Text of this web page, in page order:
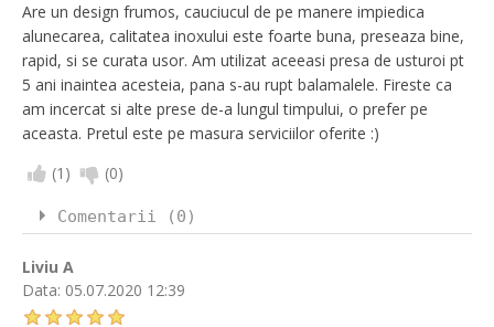
Are un design frumos, cauciucul de pe manere impiedica
alunecarea, calitatea inoxului este foarte buna, preseaza bine,
rapid, si se curata usor. Am utilizat aceeasi presa de usturoi pt
5 ani inaintea acesteia, pana s-au rupt balamalele. Fireste ca
am incercat si alte prese de-a lungul timpului, o prefer pe
aceasta. Pretul este pe masura serviciilor oferite :)
(1 ) (0)
Comentarii (0)
Liviu A
Data: 05.07.2020 12:39